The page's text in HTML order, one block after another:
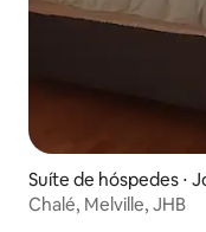
Suíte de hóspedes ⋅
Chalé, Melville, JHB